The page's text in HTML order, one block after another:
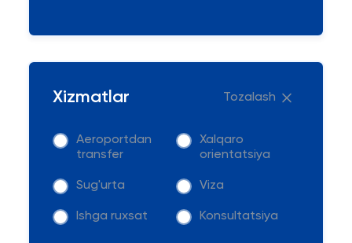
Xizmatlar Tozalash
Aeroportdan
transfer
Xalqaro
orientatsiya
Sug'urta Viza
Ishga ruxsat Konsultatsiya